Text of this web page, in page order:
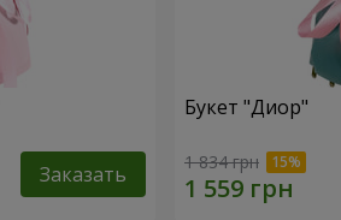
Заказать
Букет "Диор"
1 834 грн